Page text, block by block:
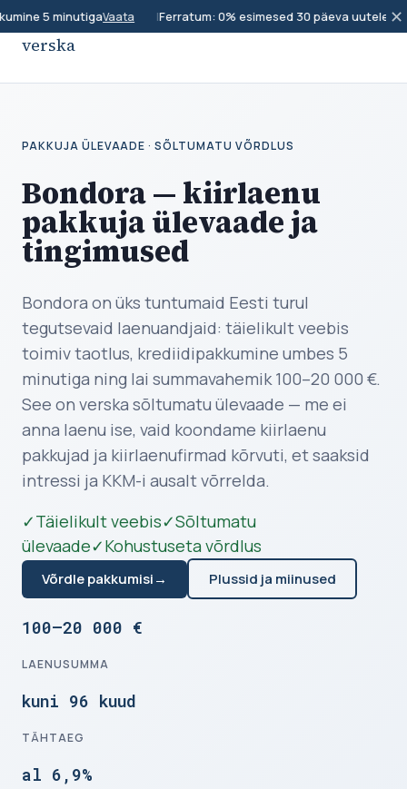
5 minutigaVaata Ferratum: 0% esimesed 30 päeva uutele ✕
verska
PAKKUJA ÜLEVAADE · SÕLTUMATU VÕRDLUS
Bondora — kiirlaenu
pakkuja ülevaade ja
tingimused
Bondora on üks tuntumaid Eesti turul
tegutsevaid laenuandjaid: täielikult veebis
toimiv taotlus, krediidipakkumine umbes 5
minutiga ning lai summavahemik 100–20 000 €.
See on verska sõltumatu ülevaade — me ei
anna laenu ise, vaid koondame kiirlaenu
pakkujad ja kiirlaenufirmad kõrvuti, et saaksid
intressi ja KKM-i ausalt võrrelda.
✓Täielikult veebis✓Sõltumatu
ülevaade✓Kohustuseta võrdlus
Võrdle pakkumisi→ Plussid ja miinused
100–20 000 €
LAENUSUMMA
kuni 96 kuud
TÄHTAEG
al 6,9%